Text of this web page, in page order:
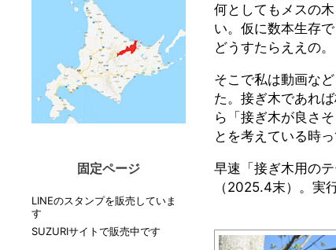
何としてもメスの
い。仮に数本生存
どうすたらええの。
そこで私は動画な
た。接ぎ木であれ
ら「接ぎ木が良さ
とを考えている時
早速「接ぎ木用の
（2025.4末）。実
固定ページ
LINEのスタンプを販売していま
す
SUZURIサイトで販売中です